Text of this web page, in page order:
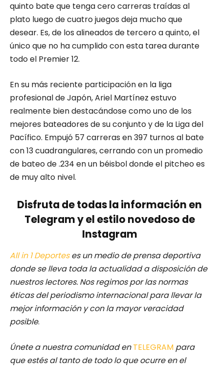
quinto bate que tenga cero carreras traídas al
plato luego de cuatro juegos deja mucho que
desear. Es, de los alineados de tercero a quinto, el
único que no ha cumplido con esta tarea durante
todo el Premier 12.
En su más reciente participación en la liga
profesional de Japón, Ariel Martínez estuvo
realmente bien destacándose como uno de los
mejores bateadores de su conjunto y de la Liga del
Pacífico. Empujó 57 carreras en 397 turnos al bate
con 13 cuadrangulares, cerrando con un promedio
de bateo de .234 en un béisbol donde el pitcheo es
de muy alto nivel.
Disfruta de todas la información en
Telegram y el estilo novedoso de
Instagram
All in 1 Deporteses un medio de prensa deportiva
donde se lleva toda la actualidad a disposición de
nuestros lectores. Nos regimos por las normas
éticas del periodismo internacional para llevar la
mejor información y con la mayor veracidad
posible.
Únete a nuestra comunidad enTELEGRAM para
que estés al tanto de todo lo que ocurre en el